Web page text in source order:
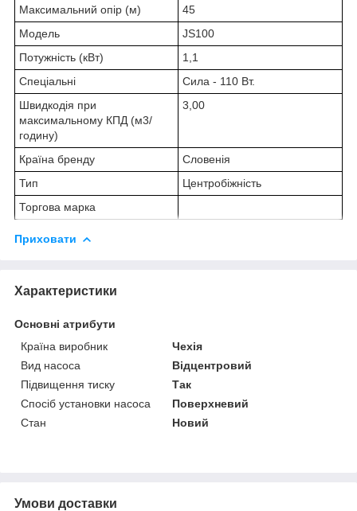
Максимальний опір (м)
45
Модель
JS100
Потужність (кВт)
1,1
Спеціальні
Сила - 110 Вт.
Швидкодія при
максимальному КПД (м3/
годину)
3,00
Країна бренду
Словенія
Тип
Центробіжність
Торгова марка
Приховати
Характеристики
Основні атрибути
Країна виробник
Чехія
Вид насоса
Відцентровий
Підвищення тиску
Так
Спосіб установки насоса
Поверхневий
Стан
Новий
Умови доставки